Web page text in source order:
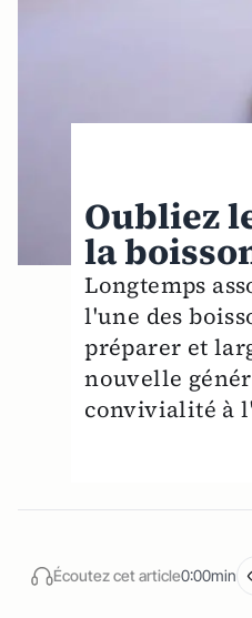
Oubliez
la
Longtemps
l'une des
préparer et
nouvelle
convivialité à
Écoutez cet article0:00min